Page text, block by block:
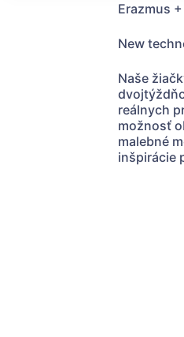
Erazmus
New
Naše
reálnych
možnosť
malebné
inšpirácie